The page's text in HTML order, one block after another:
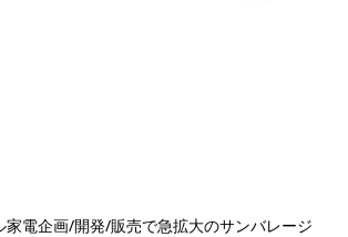
電企画/開発/販売で急拡大のサンバレージ